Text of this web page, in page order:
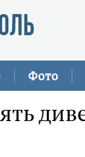
Фото